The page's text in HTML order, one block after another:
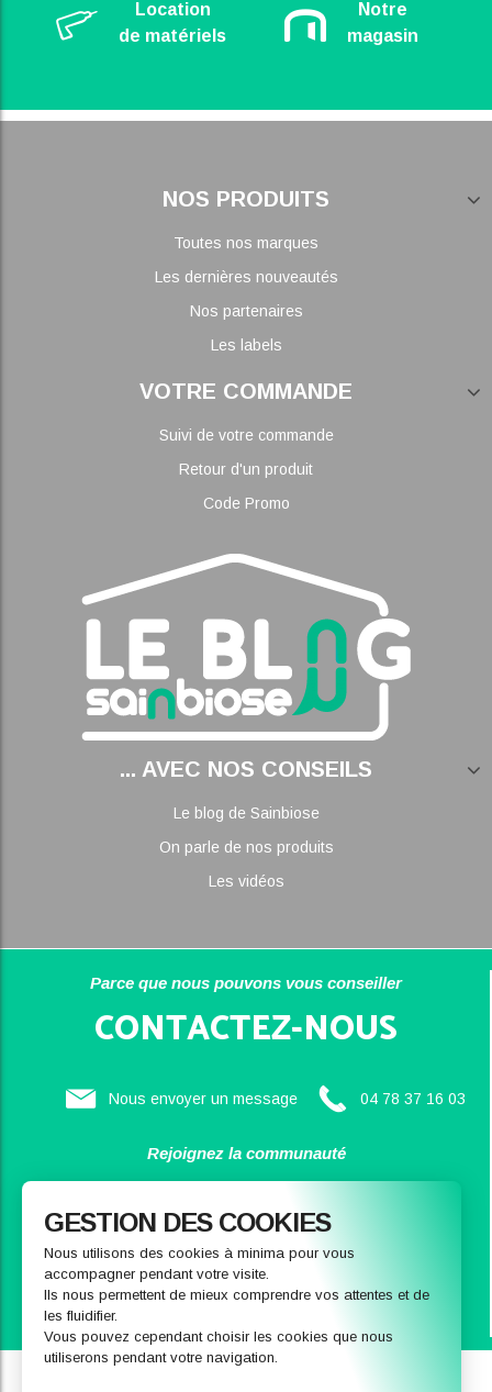
Location
de matériels
Notre
magasin
NOS PRODUITS
Toutes nos marques
Les dernières nouveautés
Nos partenaires
Les labels
VOTRE COMMANDE
Suivi de votre commande
Retour d'un produit
Code Promo
... AVEC NOS CONSEILS
Le blog de Sainbiose
On parle de nos produits
Les vidéos
Parce que nous pouvons vous conseiller
CONTACTEZ-NOUS
Nous envoyer un message 04 78 37 16 03
Rejoignez la communauté
SAINBIOSE
GESTION DES COOKIES
Nous utilisons des cookies à minima pour vous
accompagner pendant votre visite.
Ils nous permettent de mieux comprendre vos attentes et de
les fluidifier.
Vous pouvez cependant choisir les cookies que nous
utiliserons pendant votre navigation.